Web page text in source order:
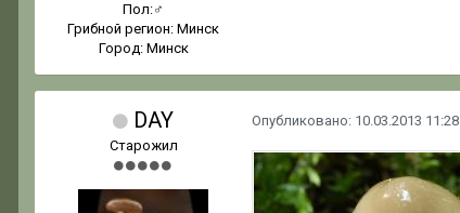
Пол:♂
Грибной регион: Минск
Город: Минск
DAY
Старожил
Опубликовано: 10.03.2013 11:28